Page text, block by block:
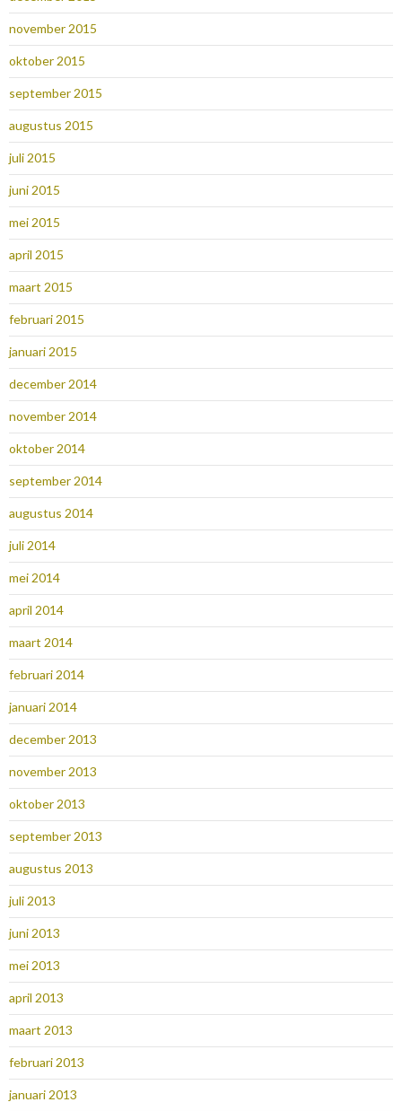
november 2015
oktober 2015
september 2015
augustus 2015
juli 2015
juni 2015
mei 2015
april 2015
maart 2015
februari 2015
januari 2015
december 2014
november 2014
oktober 2014
september 2014
augustus 2014
juli 2014
mei 2014
april 2014
maart 2014
februari 2014
januari 2014
december 2013
november 2013
oktober 2013
september 2013
augustus 2013
juli 2013
juni 2013
mei 2013
april 2013
maart 2013
februari 2013
januari 2013